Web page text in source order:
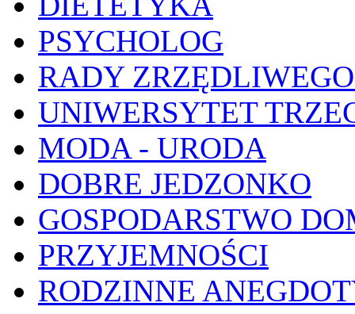
PSYCHOLOG
RADY
UNIWERSYTET
MODA - URODA
DOBRE JEDZONKO
GOSPODARSTWO
PRZYJEMNOŚCI
RODZINNE